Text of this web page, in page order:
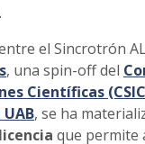
el Sincrotrón
, una spin-off del
Científicas
, se ha
que permite